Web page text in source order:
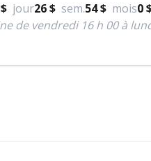
jour26 $ sem.54 $ mois0
de vendredi 16 h 00 à